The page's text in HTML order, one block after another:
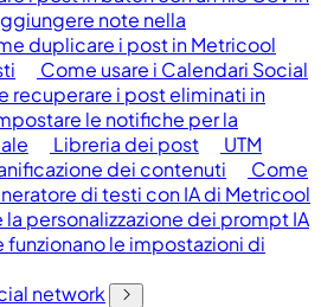
note nella
duplicare i post in Metricool
Come usare i Calendari Social
recuperare i post eliminati in
le notifiche per la
Libreria dei post
UTM
dei contenuti
Come
di testi con IA di Metricool
personalizzazione dei prompt IA
funzionano le impostazioni di
network